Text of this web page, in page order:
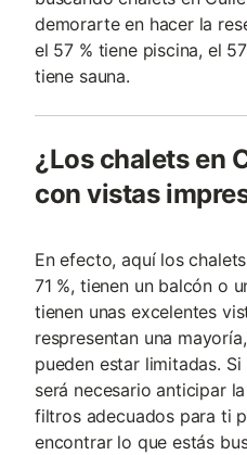
demorarte en hacer la
el 57 % tiene piscina, el
tiene sauna.
¿Los chalets en
con vistas
En efecto, aquí los
71 %, tienen un balcón o
tienen unas excelentes
respresentan una
pueden estar limitadas.
será necesario anticipar
filtros adecuados para ti
encontrar lo que estás